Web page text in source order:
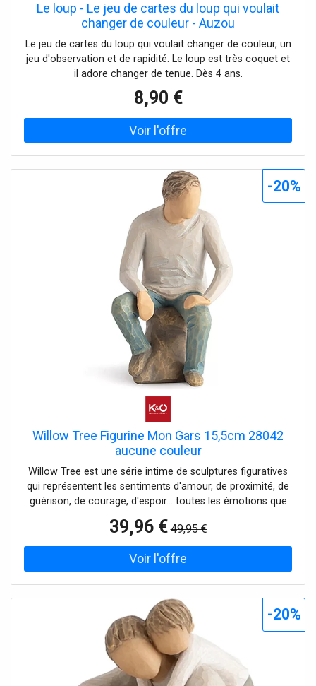
Le loup - Le jeu de cartes du loup qui voulait
changer de couleur - Auzou
Le jeu de cartes du loup qui voulait changer de couleur, un
jeu d'observation et de rapidité. Le loup est très coquet et
il adore changer de tenue. Dès 4 ans.
8,90 €
Willow Tree Figurine Mon Gars 15,5cm 28042
aucune couleur
Willow Tree est une série intime de sculptures figuratives
qui représentent les sentiments d'amour, de proximité, de
guérison, de courage, d'espoir... toutes les émotions que
demandes pour une sculpture d'un homme adulte à
ajouter à d'autres figurines pour former un groupe familial
ou pour représenter un conjoint, un fils aîné ou un frère.
Cette pièce peut être un rappel de quelqu'un qui est
Fabriquée en résine de pierre et peinte à la main avec de
la peinture sans plomb, la figurine est livrée dans une boîte
cadeau de marque et une étiquette cadeau portant
l'inscription C'est particulièrement agréable quand tu es là.
En plus d'être un complément parfait à un groupe familial,
c'est un excellent cadeau pour la fête des pères, les
39,96 € 49,95 €
-20%
-20%